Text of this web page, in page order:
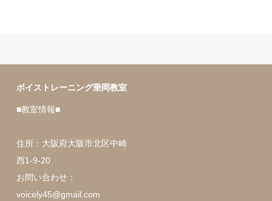
ボイストレーニング乗岡教室
■教室情報■
住所：大阪府大阪市北区中崎
西1-9-20
お問い合わせ：
voicely45@gmail.com